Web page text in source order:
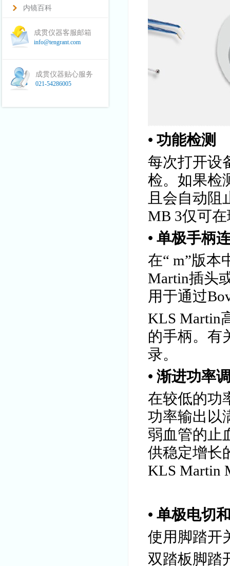
内镜百科
成贯仪器客服邮箱
info@tengrant.com
成贯仪器贴心服务
021-54286005
• 功能检测
每次打开设
检。如果检
且会自动阻
MB 3仅可
• 单极手柄
在“ m”版本
Martin插头
用于通过
KLS Martin
的手柄。有
录。
• 渐进功率
在较低的功
功率输出以
弱血管的止
供稳定增长
KLS Martin
• 单极电切
使用脚踏开
双踏板脚踏